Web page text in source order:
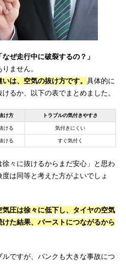
ぜ走行中に破裂するの？」
ません。
は、空気の抜け方です。 具体的に
るか、以下の表でまとめました。
け方 トラブルの気付きやすさ
ける 気付きにくい
ける すぐ気付く
徐々に抜けるからまだ安心」と思わ
は同等と考えた方がよいでしょ
圧は徐々に低下し、タイヤの空気
た結果、バーストにつながるから
ですが、パンクも大きな事故につ